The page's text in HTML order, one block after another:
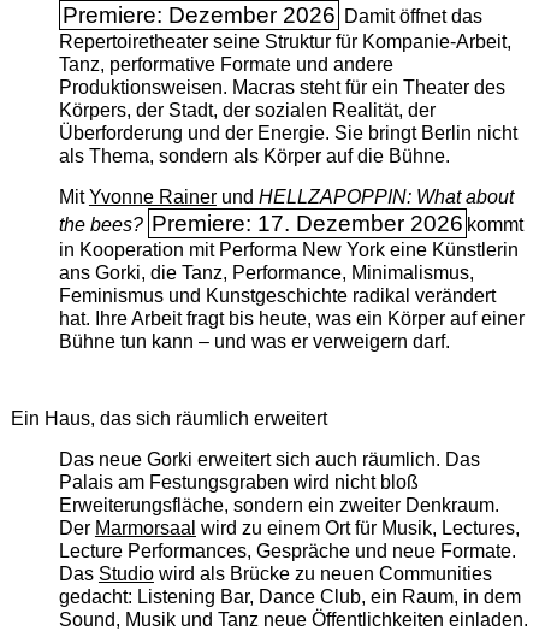
Premiere: Dezember 2026 Damit öffnet das
Repertoiretheater seine Struktur für Kompanie-Arbeit,
Tanz, performative Formate und andere
Produktionsweisen. Macras steht für ein Theater des
Körpers, der Stadt, der sozialen Realität, der
Überforderung und der Energie. Sie bringt Berlin nicht
als Thema, sondern als Körper auf die Bühne.
MitYvonne Rainerund HELLZAPOPPIN: What about
the bees? Premiere: 17. Dezember 2026 kommt
in Kooperation mit Performa New York eine Künstlerin
ans Gorki, die Tanz, Performance, Minimalismus,
Feminismus und Kunstgeschichte radikal verändert
hat. Ihre Arbeit fragt bis heute, was ein Körper auf einer
Bühne tun kann – und was er verweigern darf.
Ein Haus, das sich räumlich erweitert
Das neue Gorki erweitert sich auch räumlich. Das
Palais am Festungsgraben wird nicht bloß
Erweiterungsfläche, sondern ein zweiter Denkraum.
Der Marmorsaal wird zu einem Ort für Musik, Lectures,
Lecture Performances, Gespräche und neue Formate.
Das Studiowird als Brücke zu neuen Communities
gedacht: Listening Bar, Dance Club, ein Raum, in dem
Sound, Musik und Tanz neue Öffentlichkeiten einladen.